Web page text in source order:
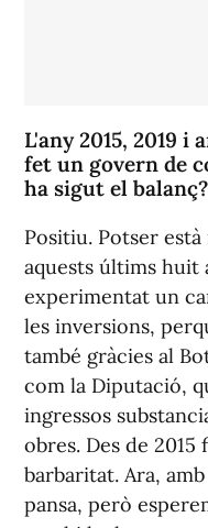
L'any 2015, 2019 i
fet un govern de
ha sigut el balanç?
Positiu. Potser
aquests últims huit
experimentat un
les inversions,
també gràcies al
com la Diputació,
ingressos
obres. Des de 2015
barbaritat. Ara,
pansa, però